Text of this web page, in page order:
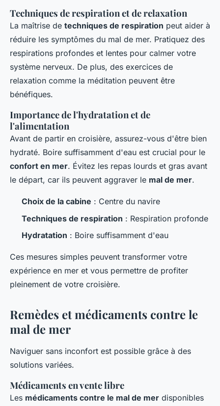
Techniques de respiration et de relaxation
La maîtrise de techniques de respiration peut aider à
réduire les symptômes du mal de mer. Pratiquez des
respirations profondes et lentes pour calmer votre
système nerveux. De plus, des exercices de
relaxation comme la méditation peuvent être
bénéfiques.
Importance de l'hydratation et de
l'alimentation
Avant de partir en croisière, assurez-vous d'être bien
hydraté. Boire suffisamment d'eau est crucial pour le
confort en mer. Évitez les repas lourds et gras avant
le départ, car ils peuvent aggraver le mal de mer.
Choix de la cabine : Centre du navire
Techniques de respiration : Respiration profonde
Hydratation : Boire suffisamment d'eau
Ces mesures simples peuvent transformer votre
expérience en mer et vous permettre de profiter
pleinement de votre croisière.
Remèdes et médicaments contre le
mal de mer
Naviguer sans inconfort est possible grâce à des
solutions variées.
Médicaments en vente libre
Les médicaments contre le mal de mer disponibles